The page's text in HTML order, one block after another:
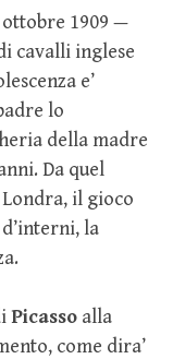
ottobre 1909 —
cavalli inglese
e’
lo
della madre
Da quel
il gioco
la
Picasso alla
come dira’